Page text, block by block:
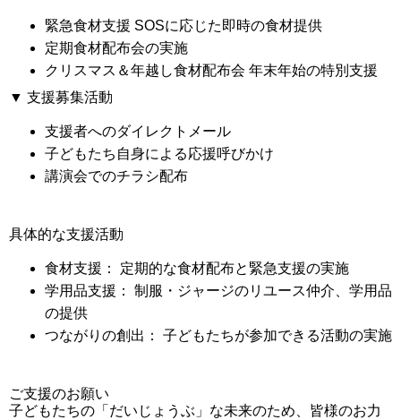
緊急食材支援 SOSに応じた即時の食材提供
定期食材配布会の実施
クリスマス＆年越し食材配布会 年末年始の特別支援
▼ 支援募集活動
支援者へのダイレクトメール
子どもたち自身による応援呼びかけ
講演会でのチラシ配布
具体的な支援活動
食材支援：
定期的な食材配布と緊急支援の実施
学用品支援：
制服・ジャージのリユース仲介、学用品
の提供
つながりの創出：
子どもたちが参加できる活動の実施
ご支援のお願い
子どもたちの「だいじょうぶ」な未来のため、皆様のお力